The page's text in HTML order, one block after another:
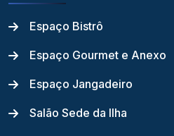
Espaço Bistrô
Espaço Gourmet e Anexo
Espaço Jangadeiro
Salão Sede da Ilha